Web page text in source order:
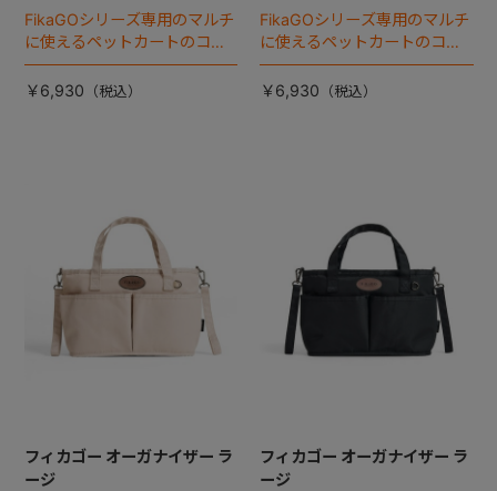
FikaGOシリーズ専用のマルチ
に使えるペットカートのコー
ナークッション登場。
￥6,930
FikaGOシリーズ専用のマルチ
に使えるペットカートのコー
ナークッション登場。
￥6,930
フィカゴー オーガナイザー ラ
ージ
フィカゴー オーガナイザー ラ
ージ